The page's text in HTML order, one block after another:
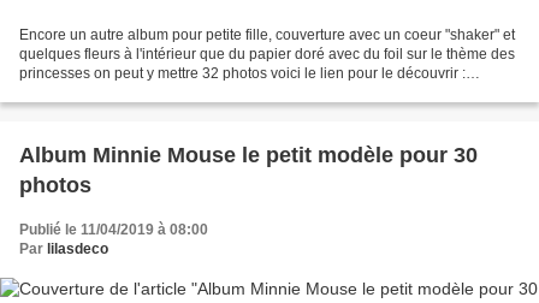
Encore un autre album pour petite fille, couverture avec un coeur "shaker" et
quelques fleurs à l'intérieur que du papier doré avec du foil sur le thème des
princesses on peut y mettre 32 photos voici le lien pour le découvrir :
Album Minnie Mouse le petit modèle pour 30
photos
Publié le 11/04/2019 à 08:00
Par lilasdeco